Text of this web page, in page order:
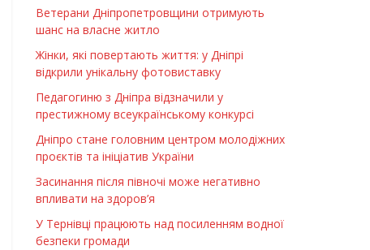
Ветерани Дніпропетровщини отримують
шанс на власне житло
Жінки, які повертають життя: у Дніпрі
відкрили унікальну фотовиставку
Педагогиню з Дніпра відзначили у
престижному всеукраїнському конкурсі
Дніпро стане головним центром молодіжних
проєктів та ініціатив України
Засинання після півночі може негативно
впливати на здоров’я
У Тернівці працюють над посиленням водної
безпеки громади